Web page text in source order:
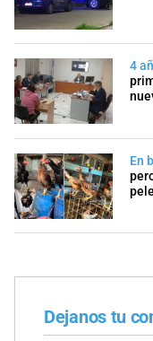
4
En
Dejanos tu